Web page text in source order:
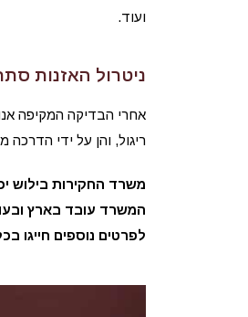
ועוד.
ניטרול האזנות
אחרי הבדיקה המקיפה
ריגול, והן על ידי
משרד החקירות בילוש
המשרד עובד בארץ
לפרטים נוספים חייגו בכל עת: